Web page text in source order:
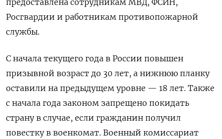
Росгвардии и работникам противопожарной
службы.
С начала текущего года в России повышен
призывной возраст до 30 лет, а нижнюю планку
оставили на предыдущем уровне — 18 лет. Также
с начала года законом запрещено покидать
страну в случае, если гражданин получил
повестку в военкомат. Военный комиссариат